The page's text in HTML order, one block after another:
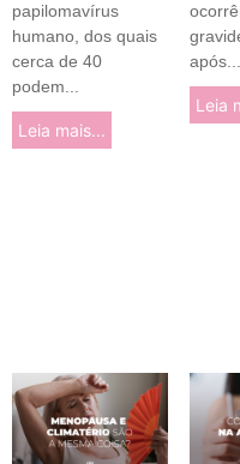
papilomavírus
humano, dos quais
cerca de 40
podem...
Leia mais...
após...
Leia